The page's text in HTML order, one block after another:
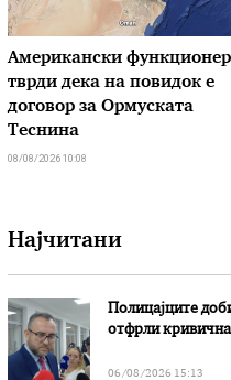
Американски функционер
тврди дека на повидок е
договор за Ормуската
Теснина
08/08/2026 10:08
Најчитани
Полицајците
отфрли
06/08/2026 15:13